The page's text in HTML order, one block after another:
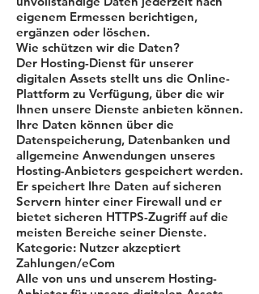
eigenem Ermessen berichtigen,
ergänzen oder löschen.
Wie schützen wir die Daten?
Der Hosting-Dienst für unserer
digitalen Assets stellt uns die Online-
Plattform zu Verfügung, über die wir
Ihnen unsere Dienste anbieten können.
Ihre Daten können über die
Datenspeicherung, Datenbanken und
allgemeine Anwendungen unseres
Hosting-Anbieters gespeichert werden.
Er speichert Ihre Daten auf sicheren
Servern hinter einer Firewall und er
bietet sicheren HTTPS-Zugriff auf die
meisten Bereiche seiner Dienste.
Kategorie: Nutzer akzeptiert
Zahlungen/eCom
Alle von uns und unserem Hosting-